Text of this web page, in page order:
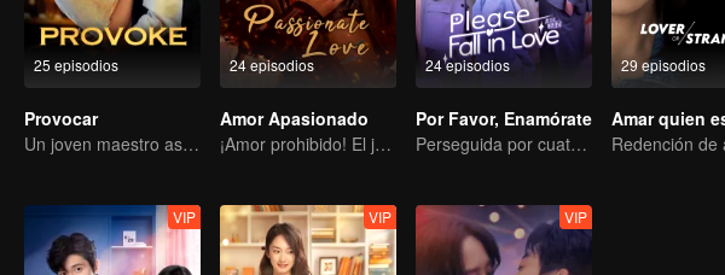
25 episodios
Provocar
Un joven maestro astuto se enamora de una cantante misteriosa
24 episodios
Amor Apasionado
¡Amor prohibido! El joven apuesto tortura a su cuñada, el primer amor
24 episodios
Por Favor, Enamórate
Perseguida por cuatro, debes elegir uno
29 episodios
VIP VIP VIP